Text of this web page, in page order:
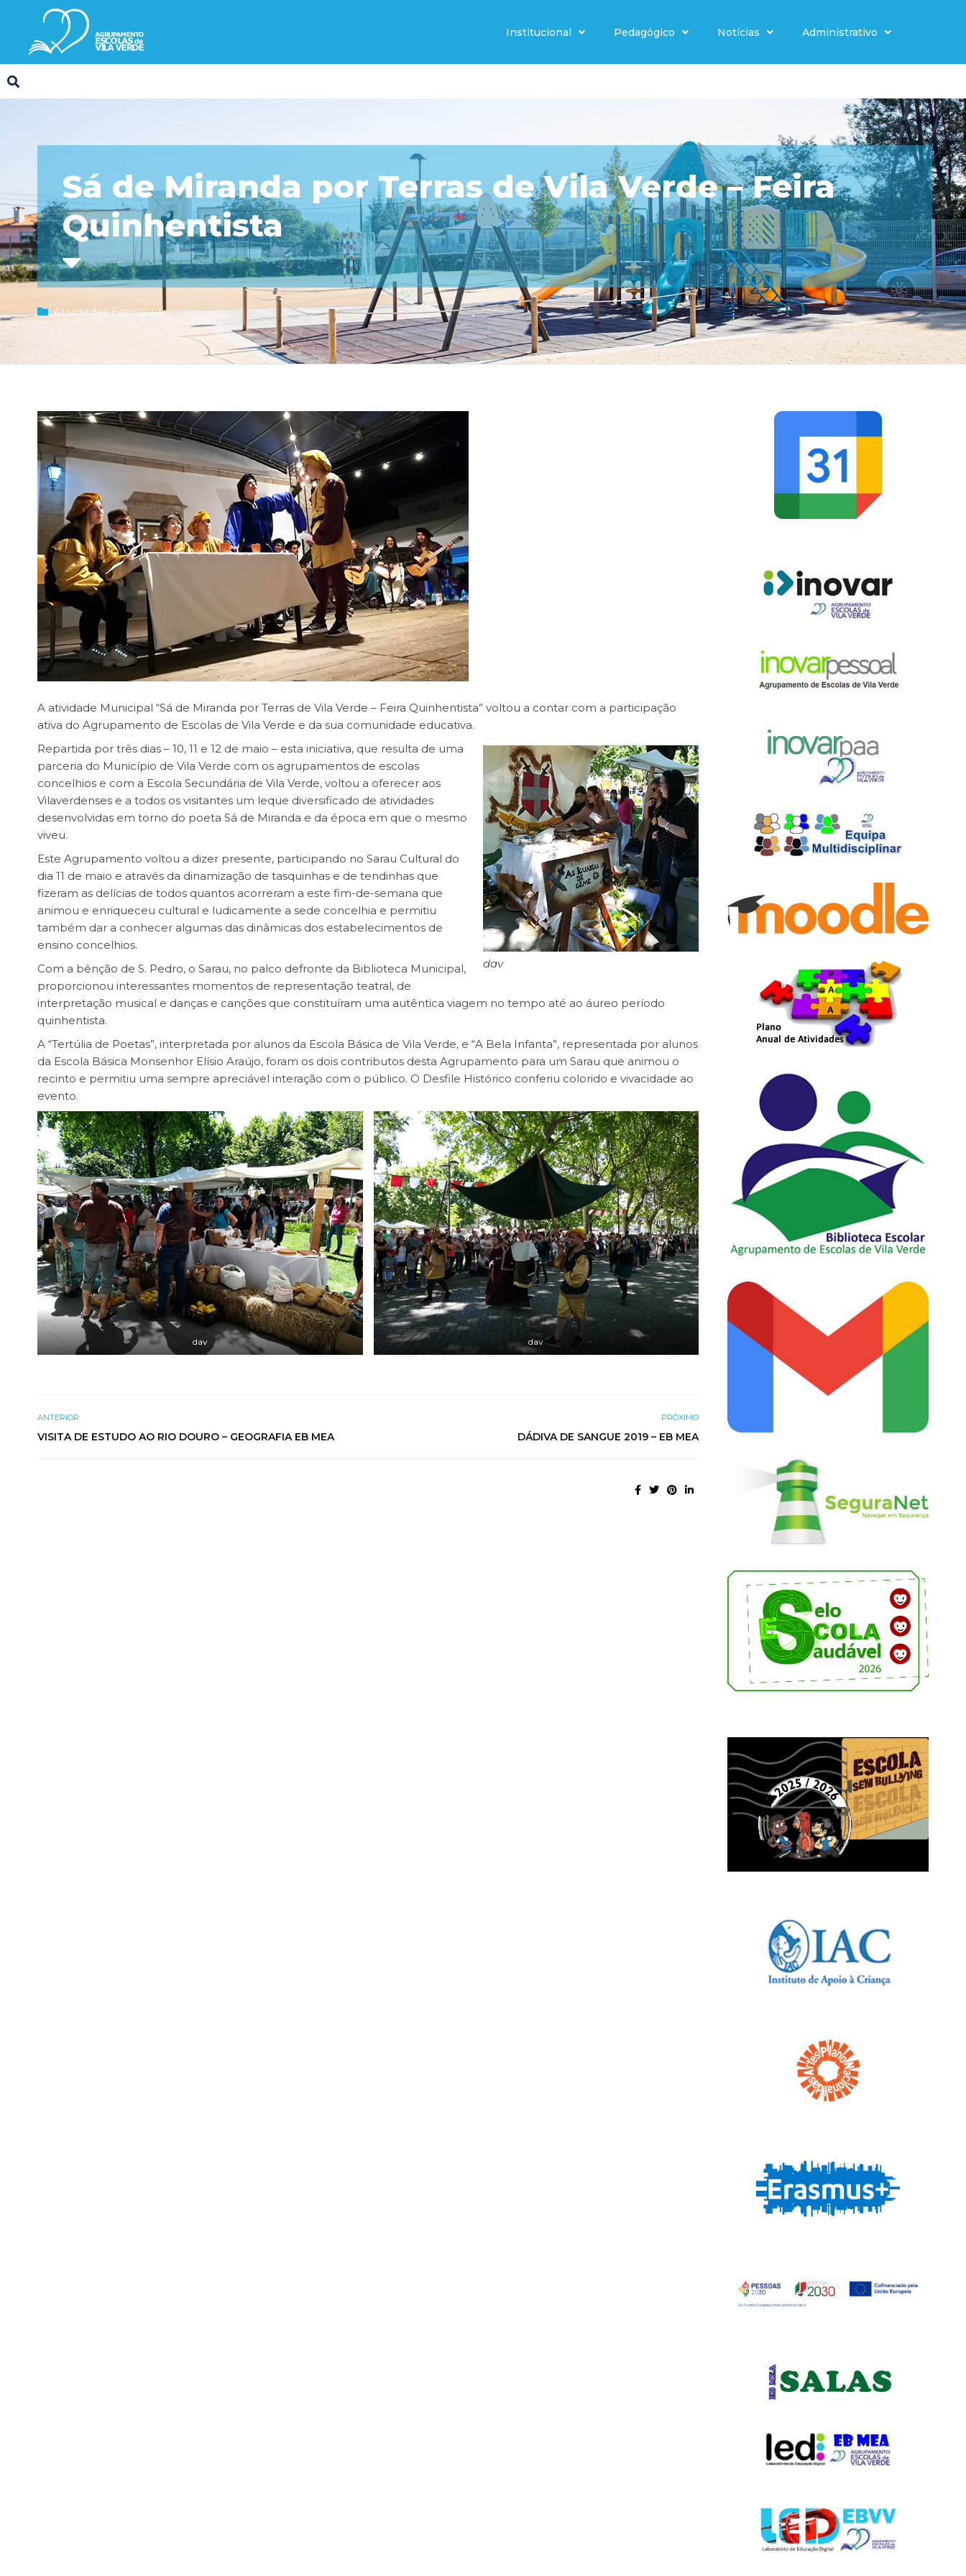
Institucional Pedagógico Notícias Administrativo
Sá de Miranda por Terras de Vila Verde – Feira
Quinhentista
Atividades Escolares
A atividade Municipal “Sá de Miranda por Terras de Vila Verde – Feira Quinhentista” voltou a contar com a participação
ativa do Agrupamento de Escolas de Vila Verde e da sua comunidade educativa.
dav
Repartida por três dias – 10, 11 e 12 de maio – esta iniciativa, que resulta de uma
parceria do Município de Vila Verde com os agrupamentos de escolas
concelhios e com a Escola Secundária de Vila Verde, voltou a oferecer aos
Vilaverdenses e a todos os visitantes um leque diversificado de atividades
desenvolvidas em torno do poeta Sá de Miranda e da época em que o mesmo
viveu.
Este Agrupamento voltou a dizer presente, participando no Sarau Cultural do
dia 11 de maio e através da dinamização de tasquinhas e de tendinhas que
fizeram as delícias de todos quantos acorreram a este fim-de-semana que
animou e enriqueceu cultural e ludicamente a sede concelhia e permitiu
também dar a conhecer algumas das dinâmicas dos estabelecimentos de
ensino concelhios.
Com a bênção de S. Pedro, o Sarau, no palco defronte da Biblioteca Municipal,
proporcionou interessantes momentos de representação teatral, de
interpretação musical e danças e canções que constituíram uma autêntica viagem no tempo até ao áureo período
quinhentista.
A “Tertúlia de Poetas”, interpretada por alunos da Escola Básica de Vila Verde, e “A Bela Infanta”, representada por alunos
da Escola Básica Monsenhor Elísio Araújo, foram os dois contributos desta Agrupamento para um Sarau que animou o
recinto e permitiu uma sempre apreciável interação com o público. O Desfile Histórico conferiu colorido e vivacidade ao
evento.
dav dav
ANTERIOR
VISITA DE ESTUDO AO RIO DOURO – GEOGRAFIA EB MEA
PRÓXIMO
DÁDIVA DE SANGUE 2019 – EB MEA